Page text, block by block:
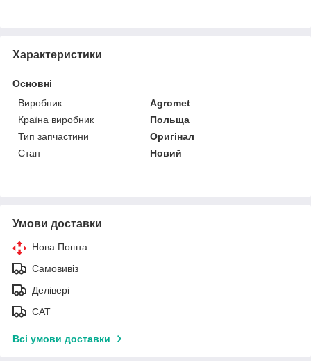
Характеристики
Основні
Виробник
Agromet
Країна виробник
Польща
Тип запчастини
Оригінал
Стан
Новий
Умови доставки
Нова Пошта
Самовивіз
Делівері
САТ
Всі умови доставки